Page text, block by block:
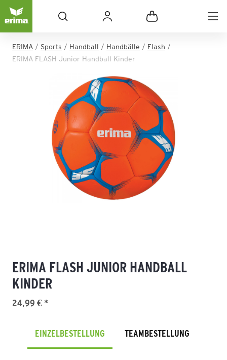
ERIMA Sports Handball Handbälle
Flash
ERIMA FLASH Junior Handball Kinder
ERIMA FLASH JUNIOR HANDBALL
KINDER
24,99 € *
EINZELBESTELLUNG TEAMBESTELLUNG